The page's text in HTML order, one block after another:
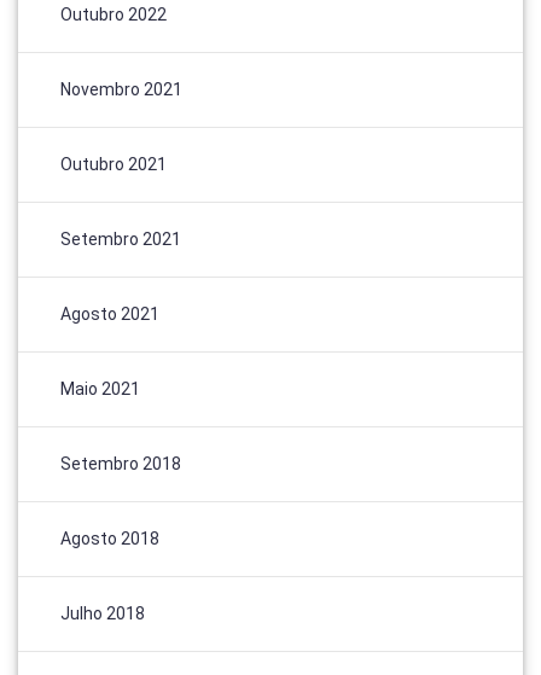
Outubro 2022
Novembro 2021
Outubro 2021
Setembro 2021
Agosto 2021
Maio 2021
Setembro 2018
Agosto 2018
Julho 2018